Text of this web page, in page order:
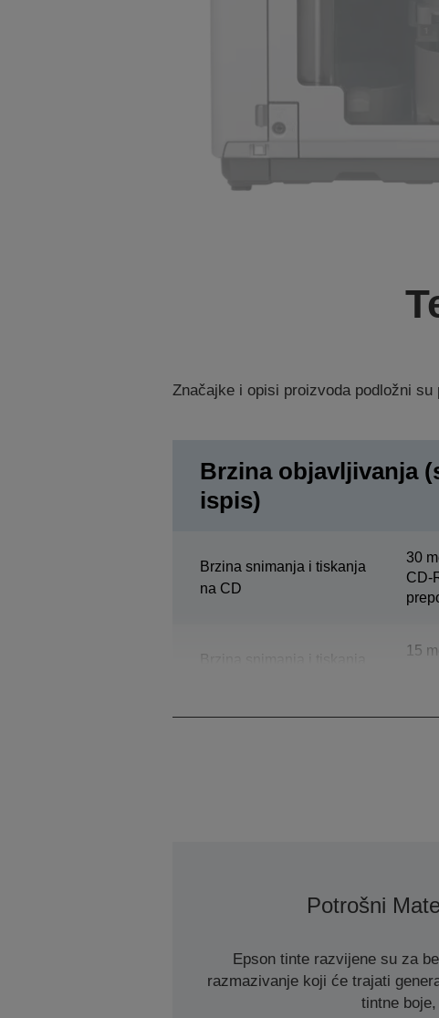
Značajke i opisi proizvoda podložni
Brzina objavljivanja
ispis)
Brzina snimanja i tiskanja
na CD
30
CD-
Brzina snimanja i tiskanja
15
Potrošni
Epson tinte razvijene su za
razmazivanje koji će trajati
tintne